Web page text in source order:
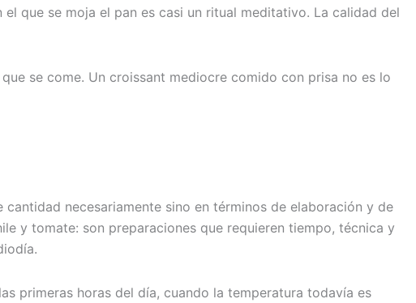
que se moja el pan es casi un ritual meditativo. La calidad del
se come. Un croissant mediocre comido con prisa no es lo
necesariamente sino en términos de elaboración y de
y tomate: son preparaciones que requieren tiempo, técnica y
primeras horas del día, cuando la temperatura todavía es